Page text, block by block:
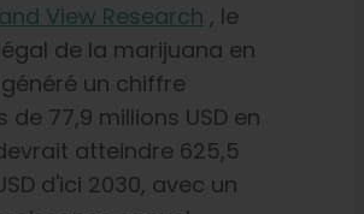
View Research , le
de la marijuana en
un chiffre
de 77,9 millions USD en
atteindre 625,5
d'ici 2030, avec un